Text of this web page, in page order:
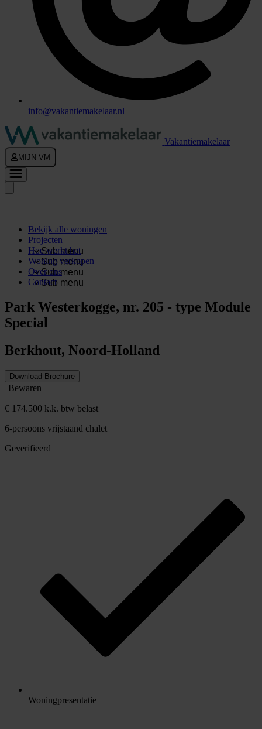
info@vakantiemakelaar.nl
Vakantiemakelaar
MIJN VM
Bekijk alle woningen
Projecten
Sub menu
Hoe werkt het
Sub menu
Woning verkopen
Sub menu
Over ons
Sub menu
Contact
Park Westerkogge, nr. 205 - type Module
Special
Berkhout, Noord-Holland
Download Brochure
Bewaren
€ 174.500 k.k. btw belast
6-persoons vrijstaand chalet
Geverifieerd
Woningpresentatie